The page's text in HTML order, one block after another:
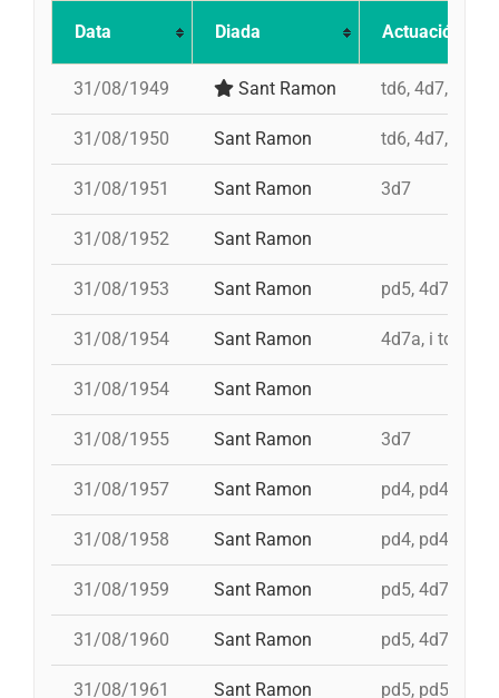
Data Diada Actuació
31/08/1949 Sant Ramon td6, 4d7, 3d7,
31/08/1950 Sant Ramon td6, 4d7, 3d7,
31/08/1951 Sant Ramon 3d7
31/08/1952 Sant Ramon
31/08/1953 Sant Ramon pd5, 4d7ac, id
31/08/1954 Sant Ramon 4d7a, i td7
31/08/1954 Sant Ramon
31/08/1955 Sant Ramon 3d7
31/08/1957 Sant Ramon pd4, pd4, pd4,
31/08/1958 Sant Ramon pd4, pd4, pd5,
31/08/1959 Sant Ramon pd5, 4d7, 3d7
31/08/1960 Sant Ramon pd5, 4d7a, i
31/08/1961 Sant Ramon pd5, pd5, 3d7,